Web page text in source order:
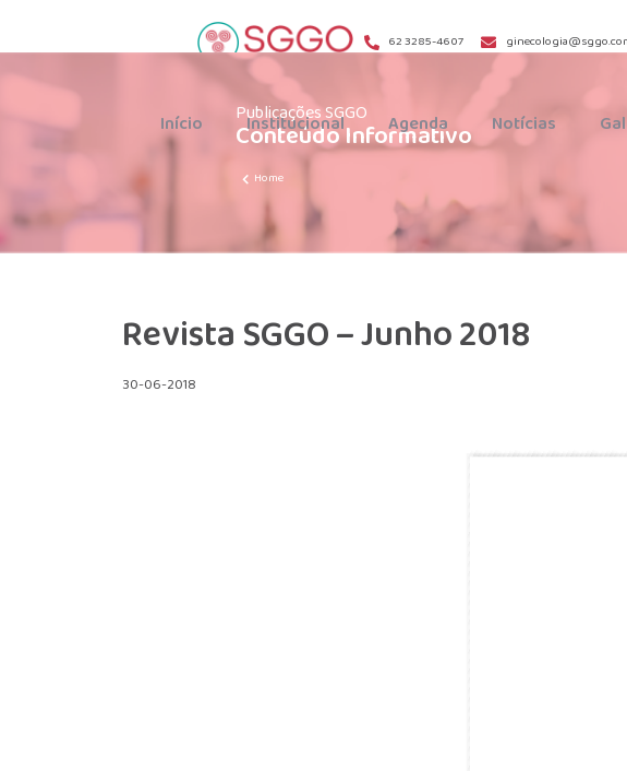
62 3285-4607
Início Institucional Agenda Notícias
Publicações SGGO
Conteúdo Informativo
Home
Revista SGGO – Junho 2018
30-06-2018